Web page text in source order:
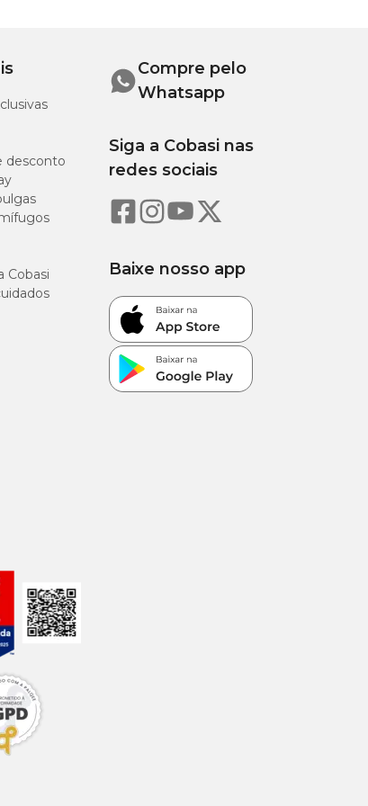
representar riscos.
desconto
Cobasi
Compre pelo
Whatsapp
Siga a Cobasi nas
redes sociais
Baixe nosso app